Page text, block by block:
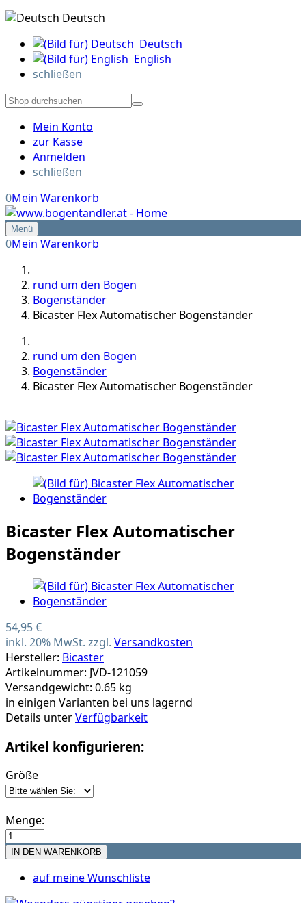
Deutsch
Deutsch
English
schließen
Mein Konto
zur Kasse
Anmelden
schließen
0Mein Warenkorb
Menü
0Mein Warenkorb
rund um den Bogen
Bogenständer
Bicaster Flex Automatischer Bogenständer
rund um den Bogen
Bogenständer
Bicaster Flex Automatischer Bogenständer
Bicaster Flex Automatischer
Bogenständer
54,95 €
inkl. 20% MwSt. zzgl. Versandkosten
Hersteller: Bicaster
Artikelnummer: JVD-121059
Versandgewicht: 0.65 kg
in einigen Varianten bei uns lagernd
Details unterVerfügbarkeit
Artikel konfigurieren:
Größe
Menge:
auf meine Wunschliste